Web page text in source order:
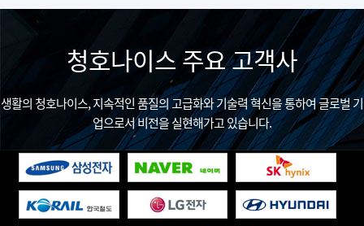
청호나이스 주요 고객사
생활의 청호나이스, 지속적인 품질의 고급화와 기술력 혁신을 통하여 글로벌 기
업으로서 비전을 실현해가고 있습니다.